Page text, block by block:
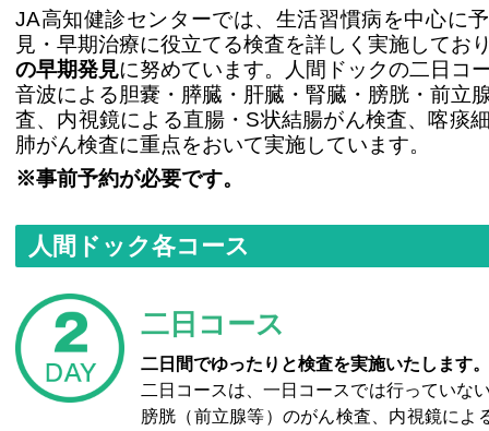
JA高知健診センターでは、生活習慣病を中心に
見・早期治療に役立てる検査を詳しく実施してお
の早期発見に努めています。人間ドックの二日コ
音波による胆嚢・膵臓・肝臓・腎臓・膀胱・前立
査、内視鏡による直腸・S状結腸がん検査、喀痰
肺がん検査に重点をおいて実施しています。
※事前予約が必要です。
人間ドック各コース
二日コース
二日間でゆったりと検査を実施いたします。
二日コースは、一日コースでは行っていな
膀胱（前立腺等）のがん検査、内視鏡によ